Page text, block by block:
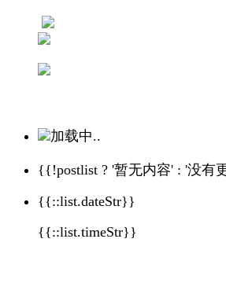
加载中..
{{!postlist ? '暂无内容' : '没有
{{::list.dateStr}}
{{::list.timeStr}}